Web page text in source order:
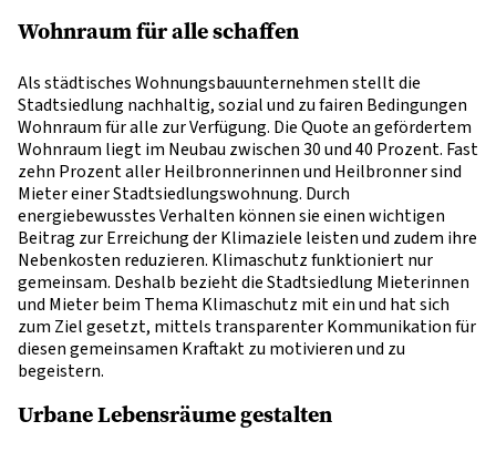
Wohnraum für alle schaffen
Als städtisches Wohnungsbauunternehmen stellt die
Stadtsiedlung nachhaltig, sozial und zu fairen Bedingungen
Wohnraum für alle zur Verfügung. Die Quote an gefördertem
Wohnraum liegt im Neubau zwischen 30 und 40 Prozent. Fast
zehn Prozent aller Heilbronnerinnen und Heilbronner sind
Mieter einer Stadtsiedlungswohnung. Durch
energiebewusstes Verhalten können sie einen wichtigen
Beitrag zur Erreichung der Klimaziele leisten und zudem ihre
Nebenkosten reduzieren. Klimaschutz funktioniert nur
gemeinsam. Deshalb bezieht die Stadtsiedlung Mieterinnen
und Mieter beim Thema Klimaschutz mit ein und hat sich
zum Ziel gesetzt, mittels transparenter Kommunikation für
diesen gemeinsamen Kraftakt zu motivieren und zu
begeistern.
Urbane Lebensräume gestalten